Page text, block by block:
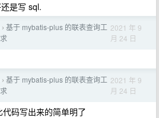
是写 sql.
› 基于 mybatis-plus 的联表查询工 2021 年 9
月 24 日
› 基于 mybatis-plus 的联表查询工 2021 年 9
月 24 日
码写出来的简单明了